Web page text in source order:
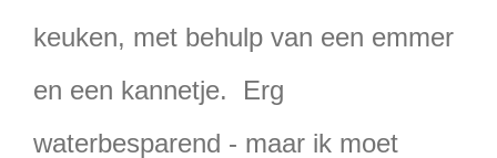
keuken, met behulp van een emmer
en een kannetje. Erg
waterbesparend - maar ik moet